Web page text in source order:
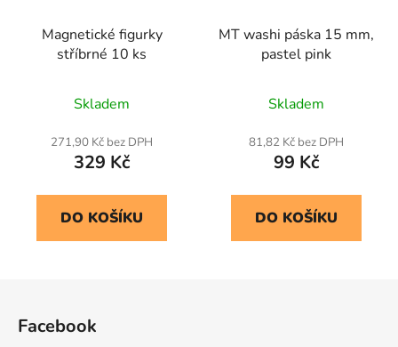
Magnetické figurky
stříbrné 10 ks
Skladem
271,90 Kč bez DPH
329 Kč
DO KOŠÍKU
MT washi páska 15 mm,
pastel pink
Skladem
81,82 Kč bez DPH
99 Kč
DO KOŠÍKU
Facebook